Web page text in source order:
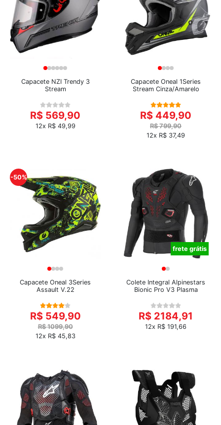
Capacete NZI Trendy 3
Stream
R$ 569,90
12x R$ 49,99
Capacete Oneal 1Series
Stream Cinza/Amarelo
R$ 449,90
R$ 799,90
12x R$ 37,49
-50%
Capacete Oneal 3Series
Assault V.22
R$ 549,90
R$ 1099,90
12x R$ 45,83
frete grátis
Colete Integral Alpinestars
Bionic Pro V3 Plasma
R$ 2184,91
12x R$ 191,66